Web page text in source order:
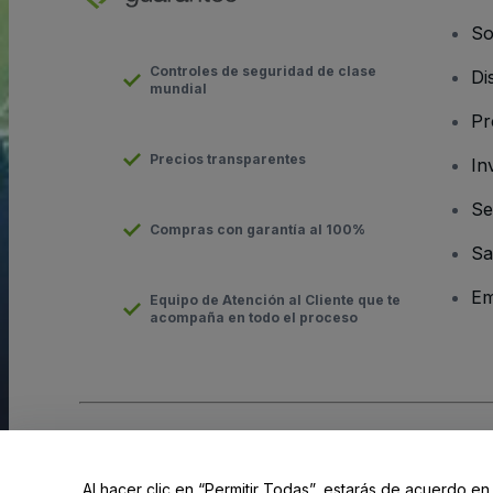
Controles de seguridad de clase
mundial
Precios transparentes
Compras con garantía al 100%
Equipo de Atención al Cliente que te
acompaña en todo el proceso
Al hacer clic en “Permitir Todas”, estarás de acuerdo